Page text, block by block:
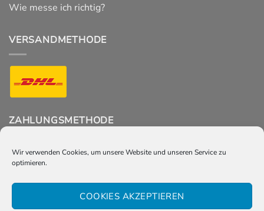
Wir verwenden Cookies, um unsere Website und unseren Service zu
optimieren.
COOKIES AKZEPTIEREN
Wie messe ich richtig?
VERSANDMETHODE
ZAHLUNGSMETHODE